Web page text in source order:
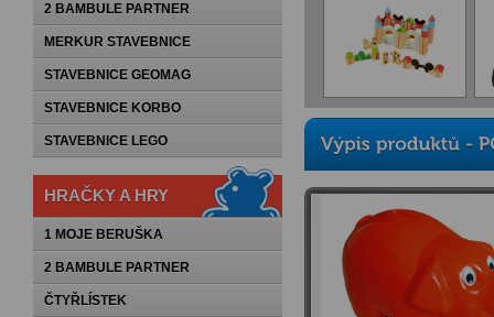
2 BAMBULE PARTNER
MERKUR STAVEBNICE
STAVEBNICE GEOMAG
STAVEBNICE KORBO
STAVEBNICE LEGO
HRAČKY A HRY
1 MOJE BERUŠKA
2 BAMBULE PARTNER
ČTYŘLÍSTEK